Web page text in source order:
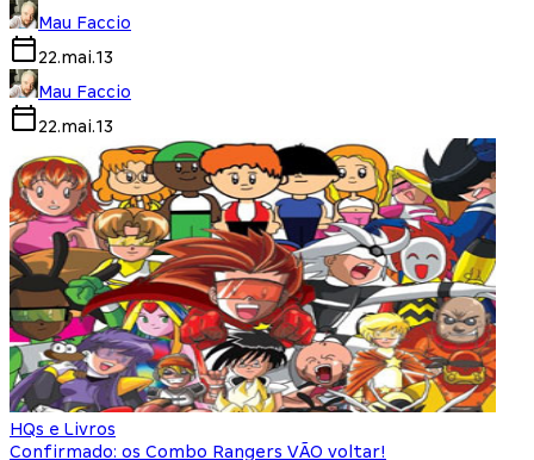
Mau Faccio
22.mai.13
Mau Faccio
22.mai.13
HQs e Livros
Confirmado: os Combo Rangers VÃO voltar!